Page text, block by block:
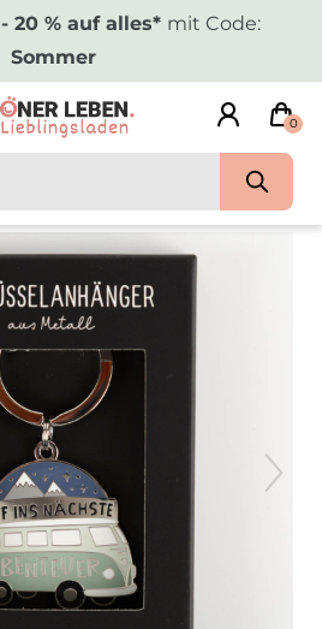
- 20 % auf alles* mit Code:
Sommer
0